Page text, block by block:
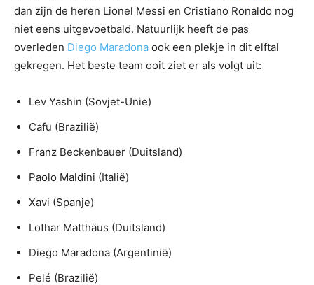
dan zijn de heren Lionel Messi en Cristiano Ronaldo nog
niet eens uitgevoetbald. Natuurlijk heeft de pas
overleden Diego Maradona ook een plekje in dit elftal
gekregen. Het beste team ooit ziet er als volgt uit:
Lev Yashin (Sovjet-Unie)
Cafu (Brazilië)
Franz Beckenbauer (Duitsland)
Paolo Maldini (Italië)
Xavi (Spanje)
Lothar Matthäus (Duitsland)
Diego Maradona (Argentinië)
Pelé (Brazilië)